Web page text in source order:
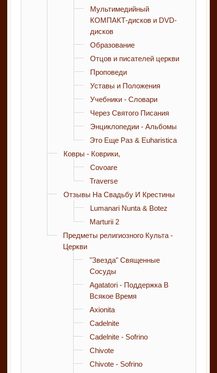
Мультимедийный
КОМПАКТ-дисков и DVD-
дисков
Образование
Отцов и писателей церкви
Проповеди
Уставы и Положения
Учебники - Словари
Через Святого Писания
Энциклопедии - Альбомы
Это Еще Раз & Euharistica
Ковры - Коврики,
Covoare
Traverse
Отзывы На Свадьбу И Крестины
Lumanari Nunta & Botez
Marturii 2
Предметы религиозного Культа -
Церкви
"Звезда" Священные
Сосуды
Agatatori - Поддержка В
Всякое Время
Axionita
Cadelnite
Cadelnite - Sofrino
Chivote
Chivote - Sofrino